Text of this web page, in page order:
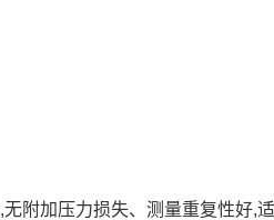
,无附加压力损失、测量重复性好,适